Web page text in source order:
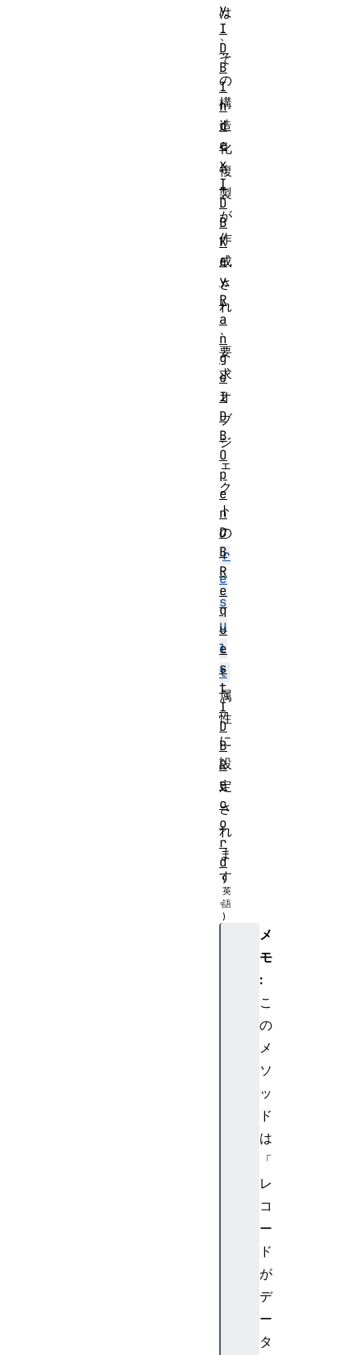
は
、
そ
の
構
造
化
複
製
が
作
成
さ
れ
、
要
求
オ
ブ
ジ
ェ
ク
ト
の
r
e
s
u
l
t
属
性
に
設
定
さ
れ
ま
す
。
メ
モ
:
こ
の
メ
ソ
ッ
ド
は
「
レ
コ
ー
ド
が
デ
ー
タ
y
I
D
B
I
n
d
e
x
I
D
B
K
e
y
R
a
n
g
e
I
D
B
O
p
e
n
D
B
R
e
q
u
e
s
t
I
D
B
R
e
c
o
r
d